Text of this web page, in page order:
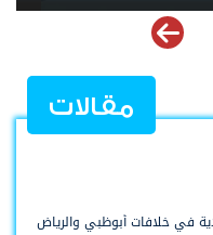
مقالات
في خلافات أبوظبي والرياض